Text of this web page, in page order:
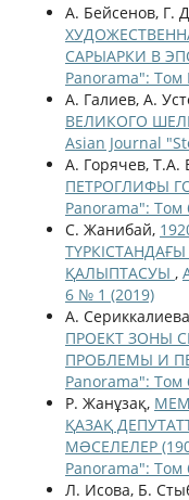
А. Бейсенов, Г.
САРЫАРКИ В
Panorama": Том
А. Галиев, А.
ВЕЛИКОГО
Asian Journal
А. Горячев, T.A.
ПЕТРОГЛИФЫ
Panorama": Том
С. Жанибай,
ТҮРКІСТАНДАҒЫ
ҚАЛЫПТАСУЫ ,
6 № 1 (2019)
А.
ПРОЕКТ ЗОНЫ
ПРОБЛЕМЫ И
Panorama": Том
Р. Жанұзақ,
ҚАЗАҚ
МƏСЕЛЕЛЕР
Panorama": Том
Л. Исова, Б.